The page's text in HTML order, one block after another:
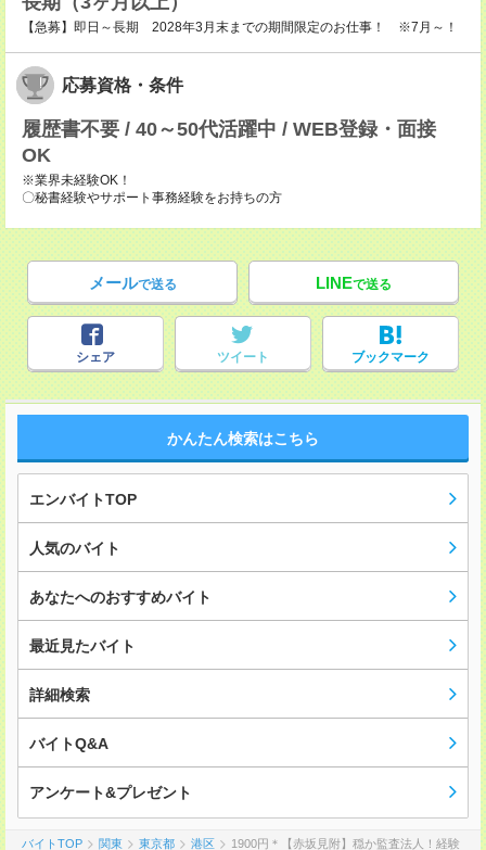
【急募】即日～長期 2028年3月末までの期間限定のお仕事！ ※7月～！
応募資格・条件
履歴書不要 / 40～50代活躍中 / WEB登録・面接
OK
※業界未経験OK！
〇秘書経験やサポート事務経験をお持ちの方
メールで送る LINEで送る
シェア ツイート ブックマーク
かんたん検索はこちら
エンバイトTOP
人気のバイト
あなたへのおすすめバイト
最近見たバイト
詳細検索
バイトQ&A
アンケート&プレゼント
バイトTOP 関東 東京都 港区 1900円＊【赤坂見附】穏か監査法人！経験